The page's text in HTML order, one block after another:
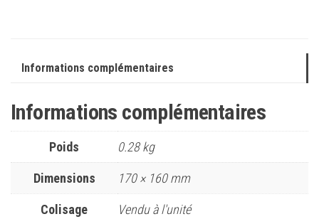
Informations complémentaires
Informations complémentaires
Poids 0.28 kg
Dimensions 170 × 160 mm
Colisage Vendu à l'unité